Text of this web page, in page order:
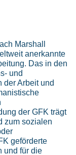
Marshall
anerkannte
Das in den
und
der Arbeit und
der GFK trägt
zum sozialen
geförderte
und für die